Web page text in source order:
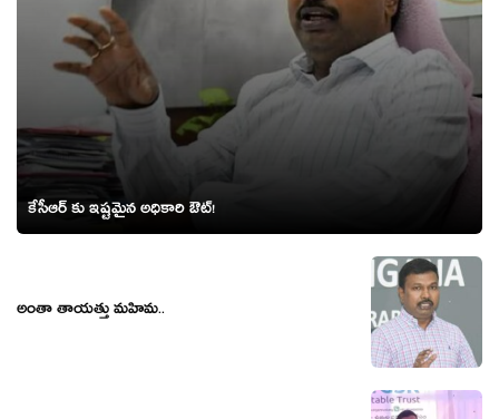
కేసీఆర్ కు ఇష్టమైన అధికారి ఔట్!
అంతా తాయత్తు మహిమ..